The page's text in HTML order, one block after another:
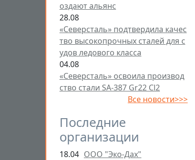
оздают альянс
28.08
«Северсталь» подтвердила качес
тво высокопрочных сталей для с
удов ледового класса
04.08
«Северсталь» освоила производ
ство стали SA-387 Gr22 Cl2
Все новости>>>
Последние
организации
18.04 ООО "Эко-Дах"